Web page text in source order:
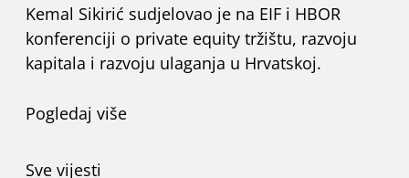
Kemal Sikirić sudjelovao je na EIF i HBOR
konferenciji o private equity tržištu, razvoju
kapitala i razvoju ulaganja u Hrvatskoj.
Pogledaj više
Sve vijesti